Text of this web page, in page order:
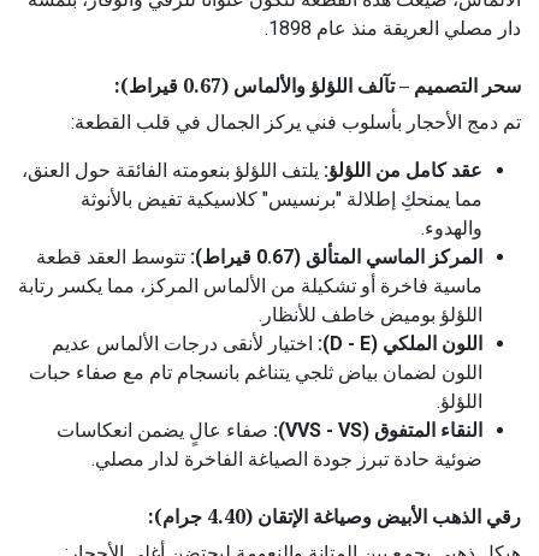
دار مصلي العريقة منذ عام 1898.
سحر التصميم – تآلف اللؤلؤ والألماس (0.67 قيراط):
تم دمج الأحجار بأسلوب فني يركز الجمال في قلب القطعة:
عقد كامل من اللؤلؤ: يلتف اللؤلؤ بنعومته الفائقة حول العنق،
مما يمنحكِ إطلالة "برنسيس" كلاسيكية تفيض بالأنوثة
والهدوء.
المركز الماسي المتألق (0.67 قيراط):
تتوسط العقد قطعة
ماسية فاخرة أو تشكيلة من الألماس المركز، مما يكسر رتابة
اللؤلؤ بوميض خاطف للأنظار.
اللون الملكي (D - E):
اختيار لأنقى درجات الألماس عديم
اللون لضمان بياض ثلجي يتناغم بانسجام تام مع صفاء حبات
اللؤلؤ.
النقاء المتفوق (VVS - VS):
صفاء عالٍ يضمن انعكاسات
ضوئية حادة تبرز جودة الصياغة الفاخرة لدار مصلي.
رقي الذهب الأبيض وصياغة الإتقان (4.40 جرام):